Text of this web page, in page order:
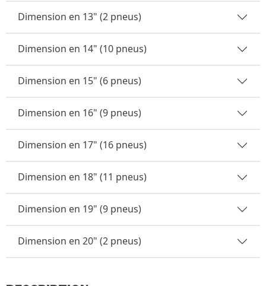
Dimension en 13" (2 pneus)
Dimension en 14" (10 pneus)
Dimension en 15" (6 pneus)
Dimension en 16" (9 pneus)
Dimension en 17" (16 pneus)
Dimension en 18" (11 pneus)
Dimension en 19" (9 pneus)
Dimension en 20" (2 pneus)